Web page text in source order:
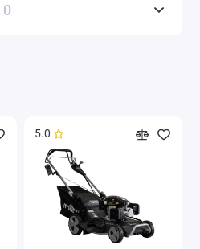
0
5.0